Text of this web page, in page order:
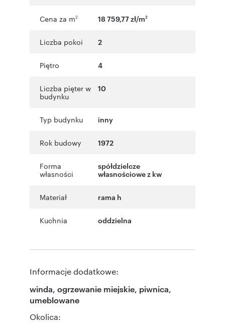
Cena za m2 18 759,77 zł/m2
Liczba pokoi 2
Piętro 4
Liczba pięter w
budynku
10
Typ budynku inny
Rok budowy 1972
Forma
własności
spółdzielcze
własnościowe z kw
Materiał rama h
Kuchnia oddzielna
Informacje dodatkowe:
winda, ogrzewanie miejskie, piwnica,
umeblowane
Okolica: